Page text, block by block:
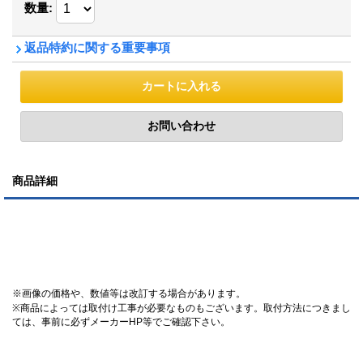
数量:
返品特約に関する重要事項
商品詳細
※画像の価格や、数値等は改訂する場合があります。
※商品によっては取付け工事が必要なものもございます。取付方法につきまし
ては、事前に必ずメーカーHP等でご確認下さい。